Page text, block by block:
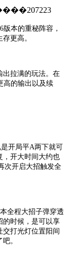
版本的重秘阵容，
更高。
出拉满的玩法。在
高的输出以及续
开局平A两下就可
，开大时间大约也
次开启大招触发全
全程大招子弹穿透
的时候，是可以享
打光灯位置阳间
。